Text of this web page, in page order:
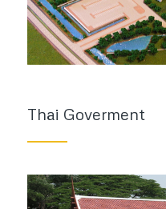
Thai Goverment